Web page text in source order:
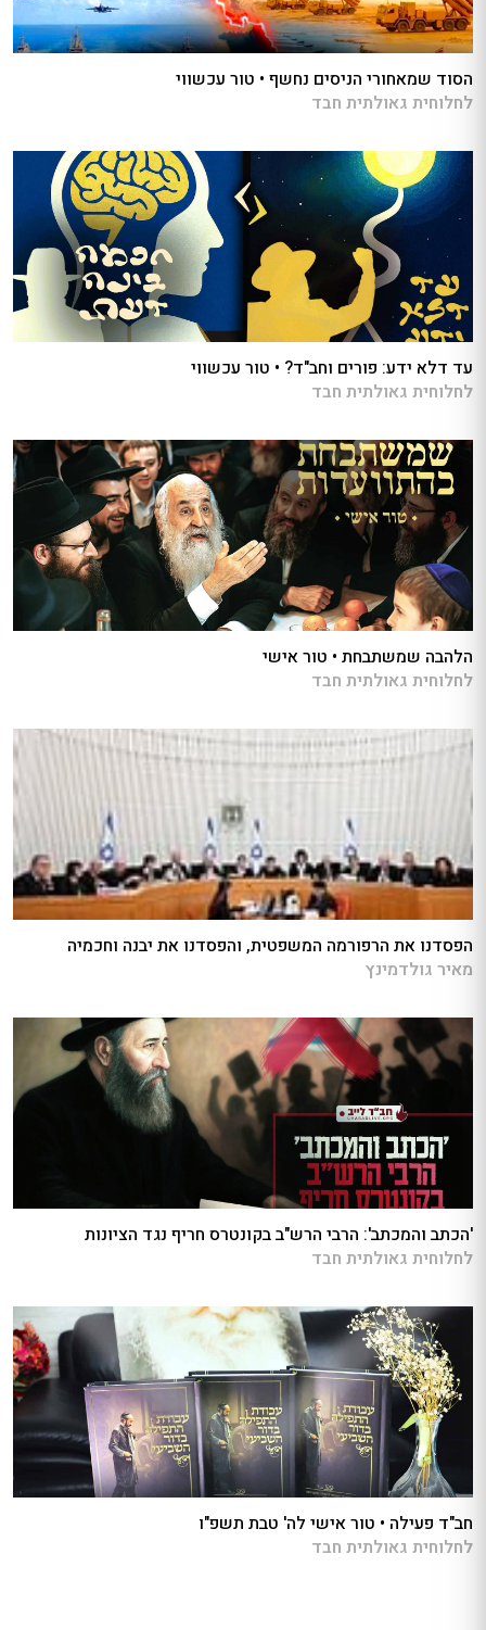
הסוד שמאחורי הניסים נחשף • טור עכשווי
לחלוחית גאולתית חבד
עד דלא ידע: פורים וחב"ד? • טור עכשווי
לחלוחית גאולתית חבד
הלהבה שמשתבחת • טור אישי
לחלוחית גאולתית חבד
הפסדנו את הרפורמה המשפטית, והפסדנו את יבנה וחכמיה
מאיר גולדמינץ
'הכתב והמכתב': הרבי הרש"ב בקונטרס חריף נגד הציונות
לחלוחית גאולתית חבד
חב"ד פעילה • טור אישי לה' טבת תשפ"ו
לחלוחית גאולתית חבד